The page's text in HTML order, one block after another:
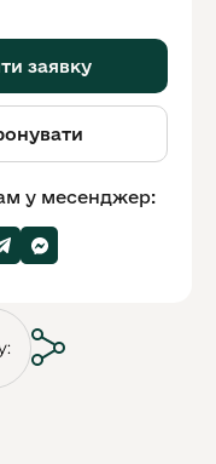
заявку
у месенджер: